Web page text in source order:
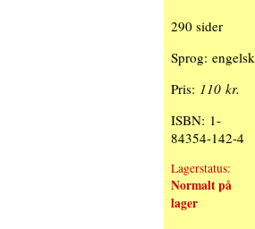
290 sider
Sprog: engelsk
Pris: 110 kr.
ISBN: 1-
84354-142-4
Lagerstatus:
Normalt på
lager